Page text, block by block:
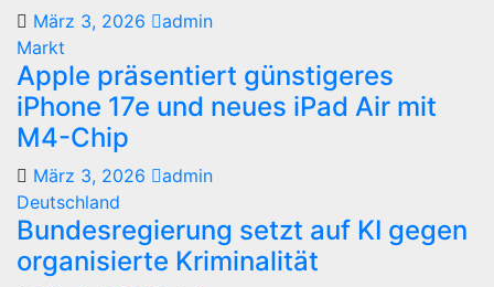
März 3, 2026
admin
Markt
Apple präsentiert günstigeres
iPhone 17e und neues iPad Air mit
M4-Chip
März 3, 2026
admin
Deutschland
Bundesregierung setzt auf KI gegen
organisierte Kriminalität